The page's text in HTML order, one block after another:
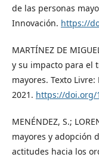
de las personas
Innovación. https://
MARTÍNEZ DE
y su impacto para el
mayores. Texto
2021. https://doi.org/
MENÉNDEZ, S.;
mayores y adopción
actitudes hacia los